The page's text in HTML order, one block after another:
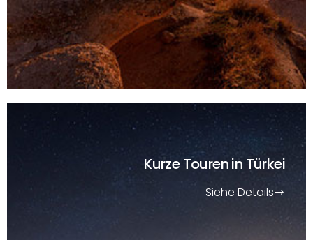
Kurze Tourenin Türkei
Siehe Details